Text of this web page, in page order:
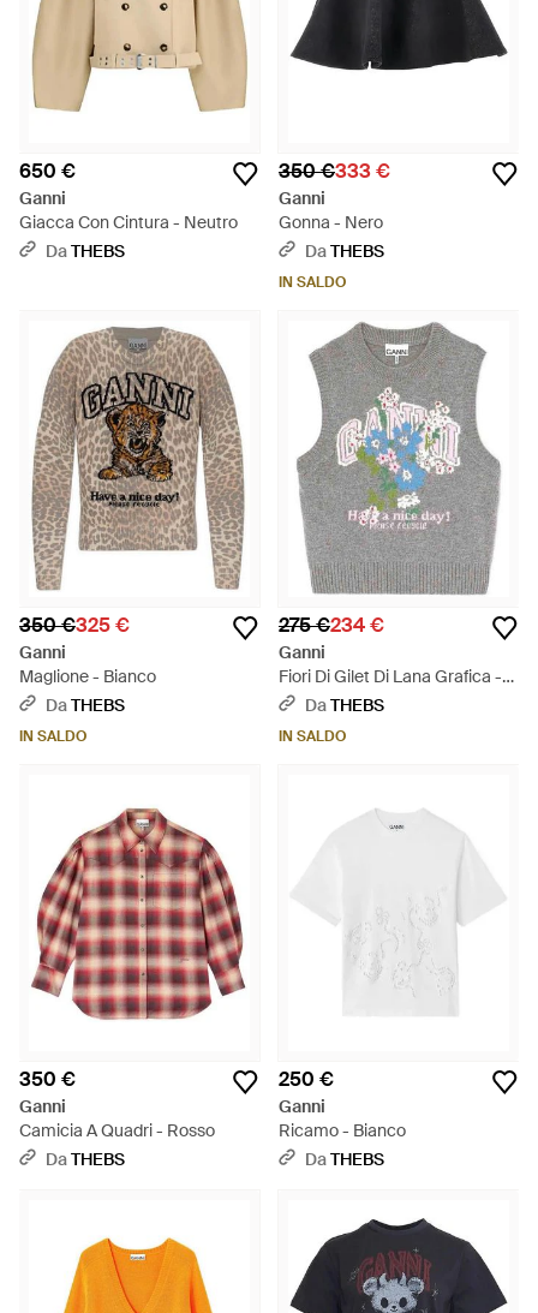
650 €
Ganni
Giacca Con Cintura - Neutro
DaTHEBS
350 €333 €
Ganni
Gonna - Nero
DaTHEBS
IN SALDO
350 €325 €
Ganni
Maglione - Bianco
DaTHEBS
IN SALDO
275 €234 €
Ganni
Fiori Di Gilet Di Lana Grafica -
Grigio
DaTHEBS
IN SALDO
350 €
Ganni
Camicia A Quadri - Rosso
DaTHEBS
250 €
Ganni
Ricamo - Bianco
DaTHEBS